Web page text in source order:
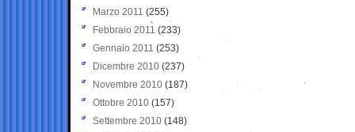
Marzo 2011 (255)
Febbraio 2011 (233)
Gennaio 2011 (253)
Dicembre 2010 (237)
Novembre 2010 (187)
Ottobre 2010 (157)
Settembre 2010 (148)